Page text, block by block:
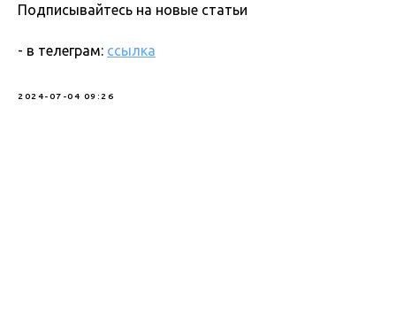
Подписывайтесь на новые статьи
- в телеграм: ссылка
2024-07-04 09:26